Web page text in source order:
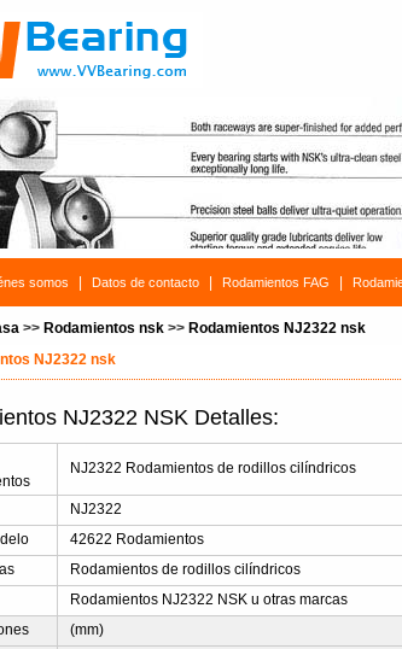
somos Datos de contacto Rodamientos FAG
>> Rodamientos nsk >> Rodamientos NJ2322 nsk
NJ2322 nsk
NJ2322 NSK Detalles:
NJ2322 Rodamientos de rodillos cilíndricos
NJ2322
42622 Rodamientos
Rodamientos de rodillos cilíndricos
Rodamientos NJ2322 NSK u otras marcas
(mm)